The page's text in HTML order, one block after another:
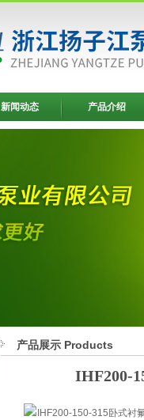
新闻动态 产品介绍
产品展示 Products
IHF200-